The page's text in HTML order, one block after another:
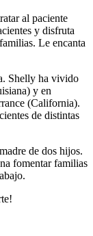
al paciente
y disfruta
Le encanta
Shelly ha vivido
y en
(California).
de distintas
de dos hijos.
fomentar familias